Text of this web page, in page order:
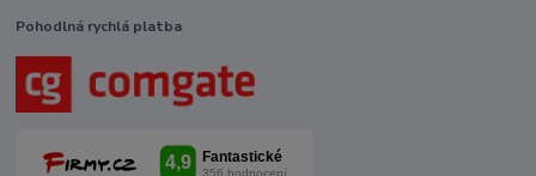
Pohodlná rychlá platba